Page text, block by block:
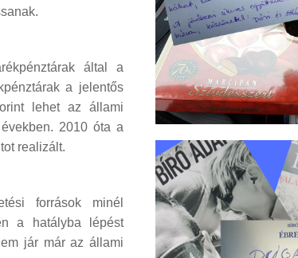
által a
a jelentős
lehet az állami
2010 óta a
realizált.
források minél
a hatályba lépést
jár már az állami